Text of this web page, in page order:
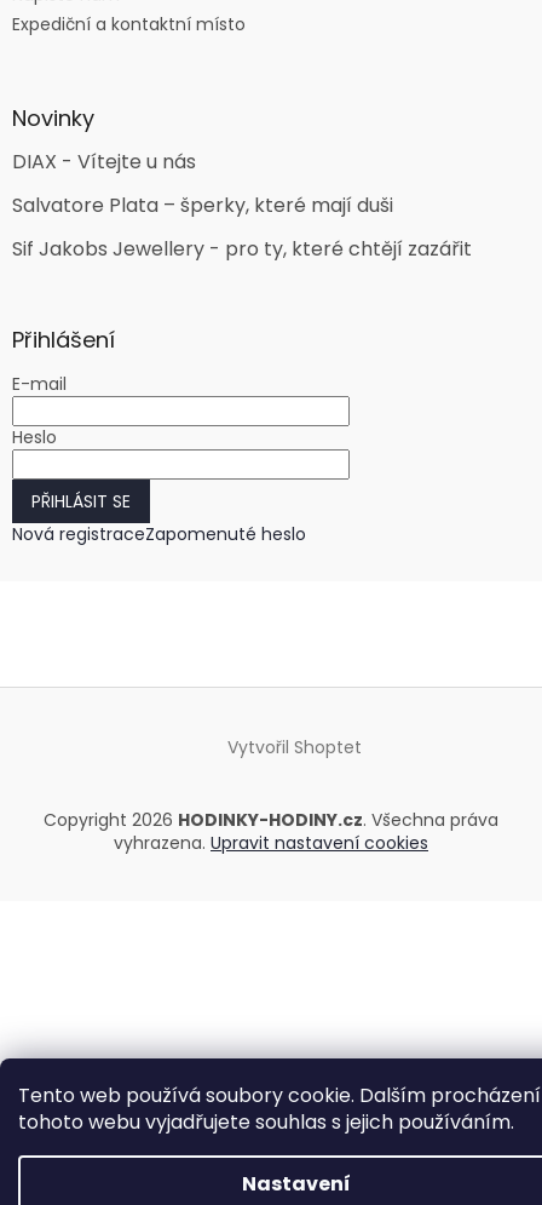
Tento web používá soubory cookie. Dalším
tohoto webu vyjadřujete souhlas s jejich používáním.
Nastavení
Expediční a kontaktní místo
Novinky
DIAX - Vítejte u nás
Salvatore Plata – šperky, které mají duši
Sif Jakobs Jewellery - pro ty, které chtějí zazářit
Přihlášení
E-mail
Heslo
PŘIHLÁSIT SE
Nová registraceZapomenuté heslo
Vytvořil Shoptet
Copyright 2026 HODINKY-HODINY.cz. Všechna práva
vyhrazena. Upravit nastavení cookies